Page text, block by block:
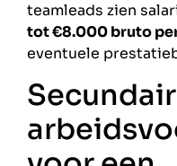
teamleads zien
tot €8.000 bruto
eventuele